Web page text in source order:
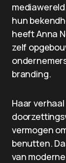
hun
heeft Anna
zelf
branding.
Haar
vermogen
benutten.
van